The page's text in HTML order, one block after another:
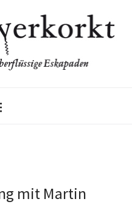
mit Martin